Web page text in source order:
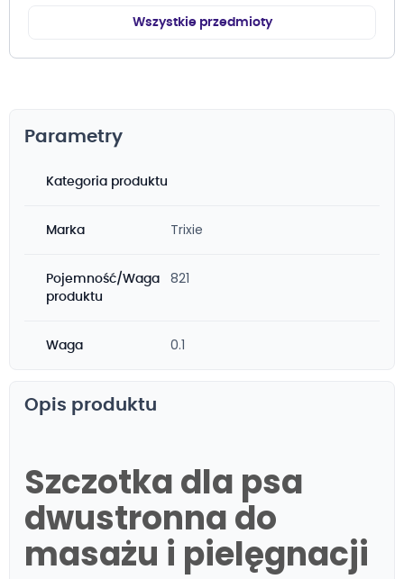
Wszystkie przedmioty
Parametry
Kategoria produktu
Marka Trixie
Pojemność/Waga
produktu
821
Waga 0.1
Opis produktu
Szczotka dla psa
dwustronna do
masażu i pielęgnacji